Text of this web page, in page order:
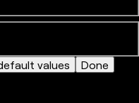
values
Done